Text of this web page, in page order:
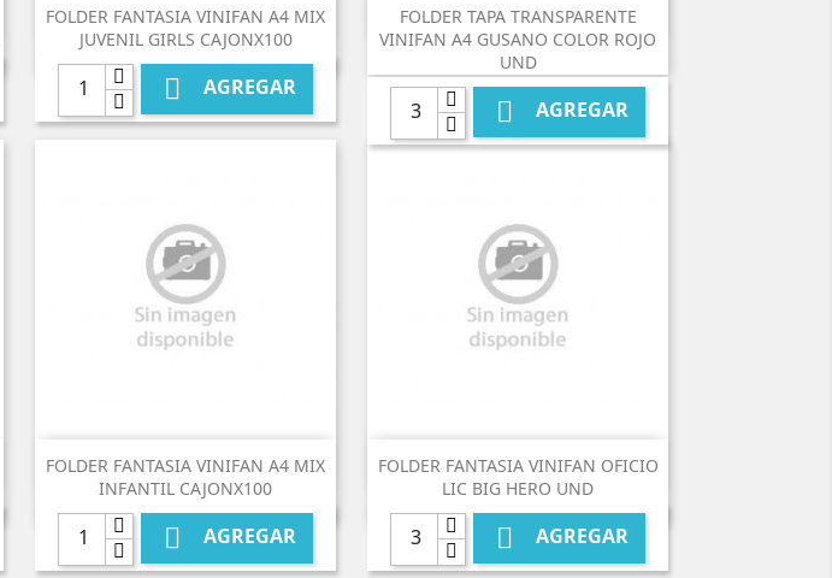
FOLDER FANTASIA VINIFAN A4 MIX
JUVENIL GIRLS CAJONX100
 AGREGAR
 Vista rápida
FOLDER TAPA TRANSPARENTE
VINIFAN A4 GUSANO COLOR ROJO
UND
 AGREGAR
 Vista rápida
FOLDER FANTASIA VINIFAN A4 MIX
INFANTIL CAJONX100
 AGREGAR
 Vista rápida
FOLDER FANTASIA VINIFAN OFICIO
LIC BIG HERO UND
 AGREGAR
 Vista rápida